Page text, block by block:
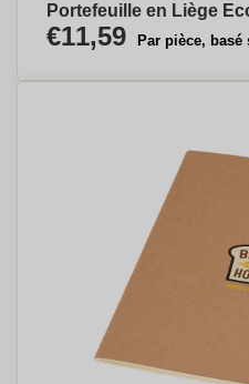
Portefeuille en Liège
€11,59 Par pièce, basé